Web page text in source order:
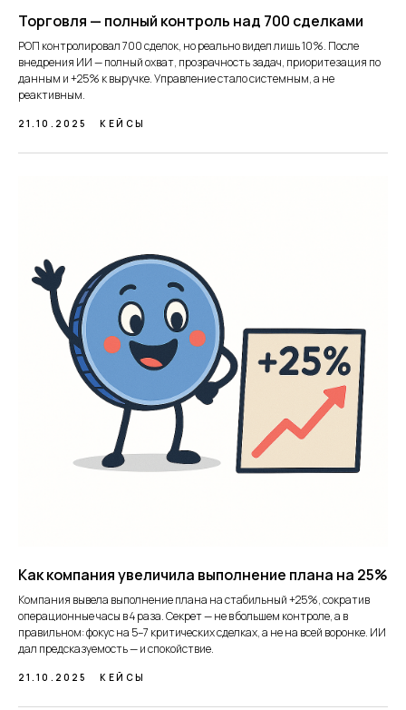
Торговля — полный контроль над 700 сделками
РОП контролировал 700 сделок, но реально видел лишь 10%. После
внедрения ИИ — полный охват, прозрачность задач, приоритезация по
данным и +25% к выручке. Управление стало системным, а не
реактивным.
21.10.2025 КЕЙСЫ
Как компания увеличила выполнение плана на 25%
Компания вывела выполнение плана на стабильный +25%, сократив
операционные часы в 4 раза. Секрет — не в большем контроле, а в
правильном: фокус на 5–7 критических сделках, а не на всей воронке. ИИ
дал предсказуемость — и спокойствие.
21.10.2025 КЕЙСЫ